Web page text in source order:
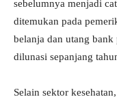
sebelumnya menjadi
ditemukan pada
belanja dan utang
dilunasi sepanjang
Selain sektor